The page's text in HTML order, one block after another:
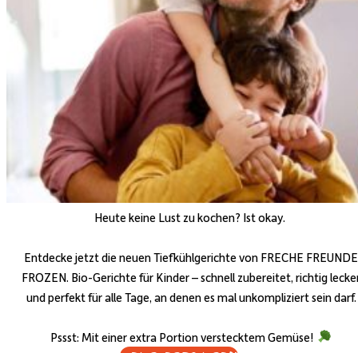
Heute keine Lust zu kochen? Ist okay.
Entdecke jetzt die neuen Tiefkühlgerichte von FRECHE FREUNDE
FROZEN. Bio-Gerichte für Kinder – schnell zubereitet, richtig
und perfekt für alle Tage, an denen es mal unkompliziert sein darf.
Pssst: Mit einer extra Portion verstecktem Gemüse!